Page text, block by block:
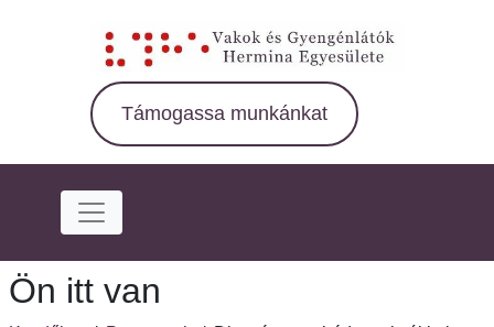
Támogassa munkánkat
Ön itt van